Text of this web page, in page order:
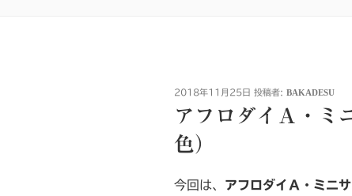
投
日:
2018年11月25日 投稿者: BAKADESU
アフロダイＡ・ミ
色）
今回は、 アフロダイＡ・ミニ